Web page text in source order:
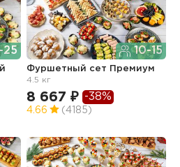
10-15
Фуршетный сет Премиум
4.5 кг
8 667 ₽ -38%
4.66 (4185)